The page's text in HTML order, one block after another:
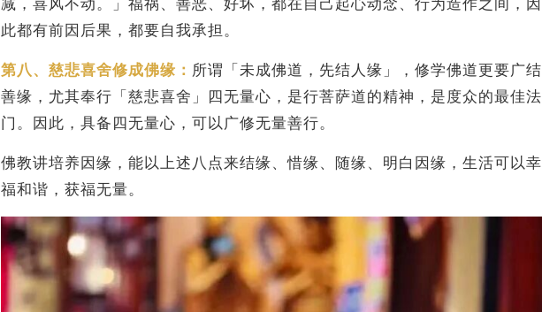
减，喜风不动。」福祸、善恶、好坏，都在自己起心动念、行为造作之间，因
此都有前因后果，都要自我承担。
第八、慈悲喜舍修成佛缘： 所谓「未成佛道，先结人缘」，修学佛道更要广结
善缘，尤其奉行「慈悲喜舍」四无量心，是行菩萨道的精神，是度众的最佳法
门。因此，具备四无量心，可以广修无量善行。
佛教讲培养因缘，能以上述八点来结缘、惜缘、随缘、明白因缘，生活可以幸
福和谐，获福无量。